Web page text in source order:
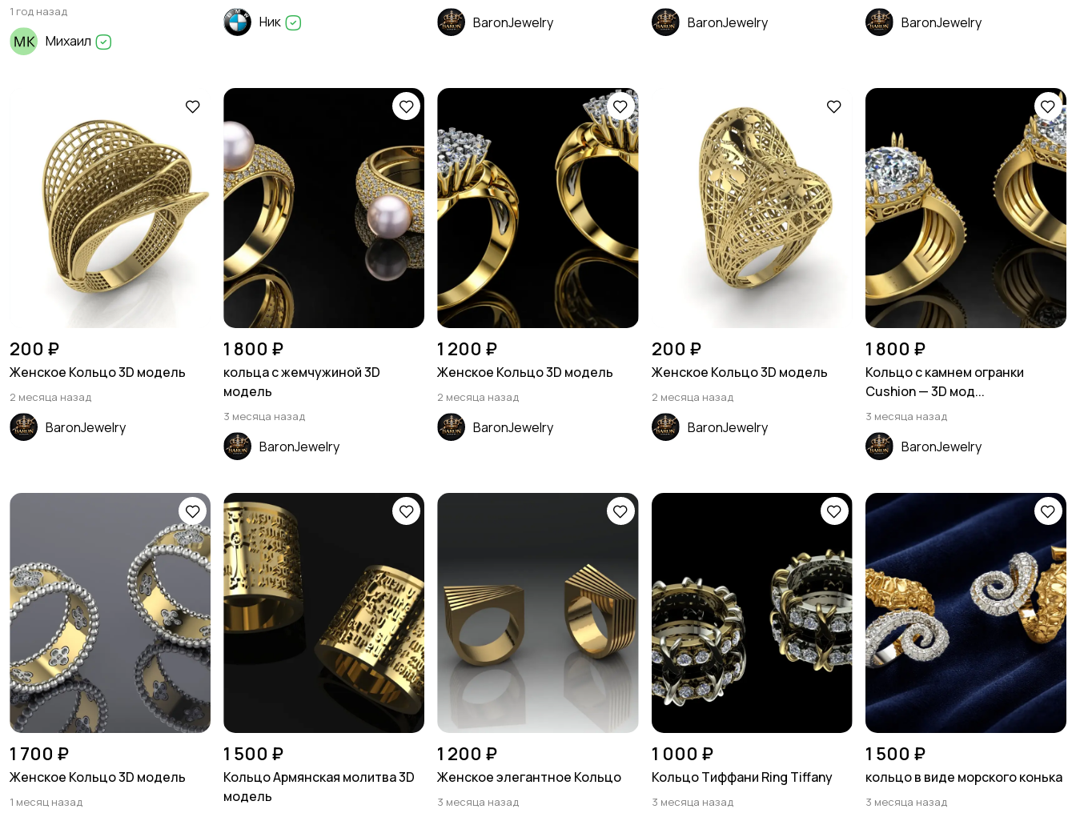
1 год назад
Михаил
Ник BaronJewelry BaronJewelry BaronJewelry
200 ₽
Женское Кольцо 3D модель
2 месяца назад
BaronJewelry
1 800 ₽
кольца с жемчужиной 3D
модель
3 месяца назад
BaronJewelry
1 200 ₽
Женское Кольцо 3D модель
2 месяца назад
BaronJewelry
200 ₽
Женское Кольцо 3D модель
2 месяца назад
BaronJewelry
1 800 ₽
Кольцо с камнем огранки
Cushion — 3D мод...
3 месяца назад
BaronJewelry
1 700 ₽
Женское Кольцо 3D модель
1 месяц назад
1 500 ₽
Кольцо Армянская молитва 3D
модель
1 200 ₽
Женское элегантное Кольцо
3 месяца назад
1 000 ₽
Кольцо Тиффани Ring Tiffany
3 месяца назад
1 500 ₽
кольцо в виде морского конька
3 месяца назад